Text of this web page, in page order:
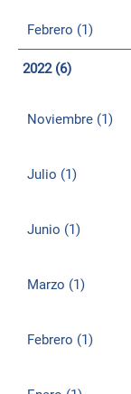
Febrero (1)
2022 (6)
Noviembre (1)
Julio (1)
Junio (1)
Marzo (1)
Febrero (1)